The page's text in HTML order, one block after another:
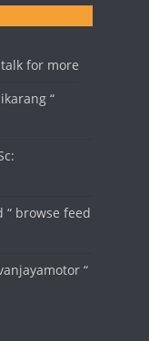
for more
“
browse feed
“